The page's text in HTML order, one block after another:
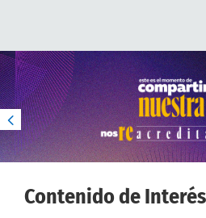
Contenido de Interés